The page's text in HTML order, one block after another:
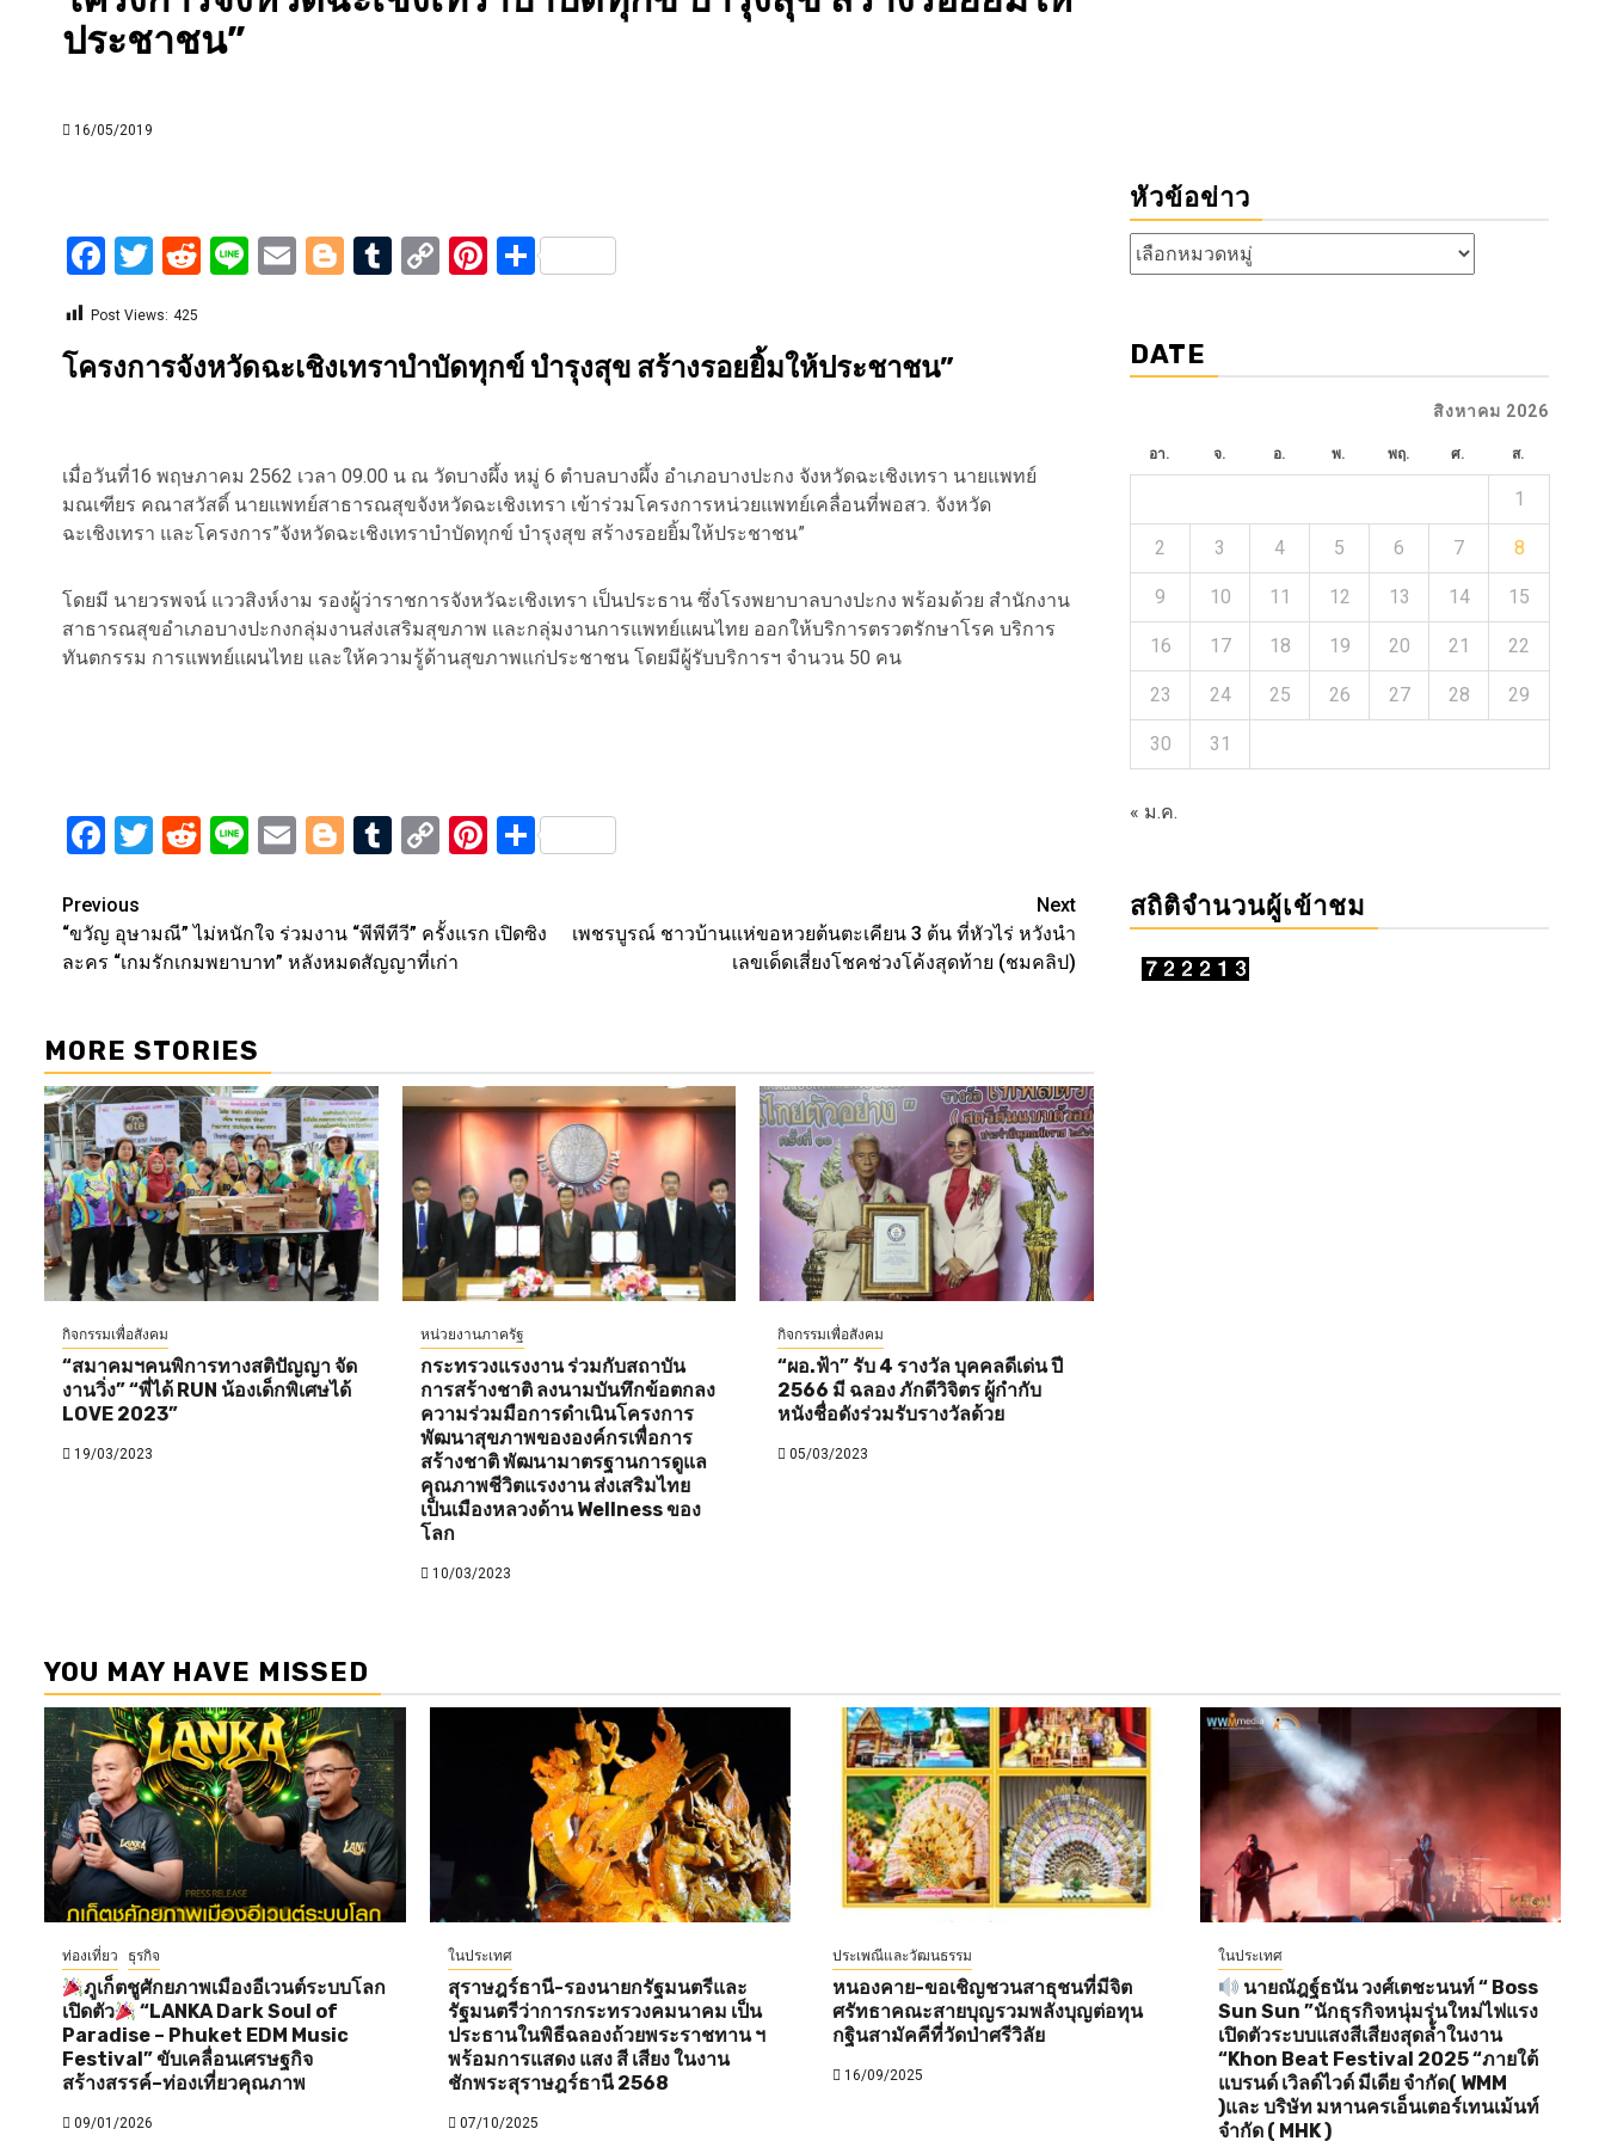
ประชาชน”
16/05/2019
Facebook
Twitter
Reddit
LineEmailBlogger
Tumblr
CopyPinterest
Share
Post Views: 425
โครงการจังหวัดฉะเชิงเทราบำบัดทุกข์ บำรุงสุข สร้างรอยยิ้มให้ประชาชน”
เมื่อวันที่16 พฤษภาคม 2562 เวลา 09.00 น ณ วัดบางผึ้ง หมู่ 6 ตำบลบางผึ้ง อำเภอบางปะกง จังหวัดฉะเชิงเทรา นายแพทย์
มณเฑียร คณาสวัสดิ์ นายแพทย์สาธารณสุขจังหวัดฉะเชิงเทรา เข้าร่วมโครงการหน่วยแพทย์เคลื่อนที่พอสว. จังหวัด
ฉะเชิงเทรา และโครงการ”จังหวัดฉะเชิงเทราบำบัดทุกข์ บำรุงสุข สร้างรอยยิ้มให้ประชาชน”
โดยมี นายวรพจน์ แววสิงห์งาม รองผู้ว่าราชการจังหวัฉะเชิงเทรา เป็นประธาน ซึ่งโรงพยาบาลบางปะกง พร้อมด้วย สำนักงาน
สาธารณสุขอำเภอบางปะกงกลุ่มงานส่งเสริมสุขภาพ และกลุ่มงานการแพทย์แผนไทย ออกให้บริการตรวตรักษาโรค บริการ
ทันตกรรม การแพทย์แผนไทย และให้ความรู้ด้านสุขภาพแก่ประชาชน โดยมีผู้รับบริการฯ จำนวน 50 คน
Facebook
Twitter
Reddit
LineEmailBlogger
Tumblr
CopyPinterest
Share
Post
navigation
Previous
“ขวัญ อุษามณี” ไม่หนักใจ ร่วมงาน “พีพีทีวี” ครั้งแรก เปิดซิง
ละคร “เกมรักเกมพยาบาท” หลังหมดสัญญาที่เก่า
Next
เพชรบูรณ์ ชาวบ้านแห่ขอหวยต้นตะเคียน 3 ต้น ที่หัวไร่ หวังนำ
เลขเด็ดเสี่ยงโชคช่วงโค้งสุดท้าย (ชมคลิป)
MORE STORIES
กิจกรรมเพื่อสังคม
“สมาคมฯคนพิการทางสติปัญญา จัด
งานวิ่ง” “พี่ได้ RUN น้องเด็กพิเศษได้
LOVE 2023”
19/03/2023
หน่วยงานภาครัฐ
กระทรวงแรงงาน ร่วมกับสถาบัน
การสร้างชาติ ลงนามบันทึกข้อตกลง
ความร่วมมือการดำเนินโครงการ
พัฒนาสุขภาพขององค์กรเพื่อการ
สร้างชาติ พัฒนามาตรฐานการดูแล
คุณภาพชีวิตแรงงาน ส่งเสริมไทย
เป็นเมืองหลวงด้าน Wellness ของ
โลก
10/03/2023
กิจกรรมเพื่อสังคม
“ผอ.ฟ้า” รับ 4 รางวัล บุคคลดีเด่น ปี
2566 มี ฉลอง ภักดีวิจิตร ผู้กำกับ
หนังชื่อดังร่วมรับรางวัลด้วย
05/03/2023
หัวข้อข่าว
หัวข้อ
ข่าว
DATE
สิงหาคม 2026
อา. จ. อ. พ. พฤ. ศ. ส.
1
2 3 4 5 6 7 8
9 10 11 12 13 14 15
16 17 18 19 20 21 22
23 24 25 26 27 28 29
30 31
« ม.ค.
สถิติจำนวนผู้เข้าชม
YOU MAY HAVE MISSED
ท่องเที่ยว ธุรกิจ
ภูเก็ตชูศักยภาพเมืองอีเวนต์ระบบโลก
เปิดตัว
“LANKA Dark Soul of
Paradise – Phuket EDM Music
Festival” ขับเคลื่อนเศรษฐกิจ
สร้างสรรค์–ท่องเที่ยวคุณภาพ
09/01/2026
ในประเทศ
สุราษฎร์ธานี-รองนายกรัฐมนตรีและ
รัฐมนตรีว่าการกระทรวงคมนาคม เป็น
ประธานในพิธีฉลองถ้วยพระราชทาน ฯ
พร้อมการแสดง แสง สี เสียง ในงาน
ชักพระสุราษฎร์ธานี 2568
07/10/2025
ประเพณีและวัฒนธรรม
หนองคาย-ขอเชิญชวนสาธุชนที่มีจิต
ศรัทธาคณะสายบุญรวมพลังบุญต่อทุน
กฐินสามัคคีที่วัดป่าศรีวิลัย
16/09/2025
ในประเทศ
นายณัฎฐ์ธนัน วงศ์เตชะนนท์ “ Boss
Sun Sun ”นักธุรกิจหนุ่มรุ่นใหม่ไฟแรง
เปิดตัวระบบแสงสีเสียงสุดล้ำในงาน
“Khon Beat Festival 2025 “ภายใต้
แบรนด์ เวิลด์ไวด์ มีเดีย จำกัด( WMM
)และ บริษัท มหานครเอ็นเตอร์เทนเม้นท์
จำกัด ( MHK )